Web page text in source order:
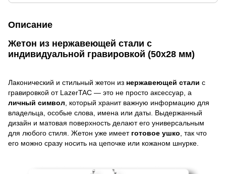
Описание
Жетон из нержавеющей стали с
индивидуальной гравировкой (50х28 мм)
Лаконический и стильный жетон из нержавеющей стали с
гравировкой от LazerTAC — это не просто аксессуар, а
личный символ, который хранит важную информацию для
владельца, особые слова, имена или даты. Выдержанный
дизайн и матовая поверхность делают его универсальным
для любого стиля. Жетон уже имеет готовое ушко, так что
его можно сразу носить на цепочке или кожаном шнурке.